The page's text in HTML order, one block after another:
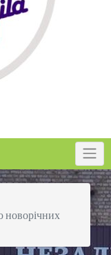
новорічних